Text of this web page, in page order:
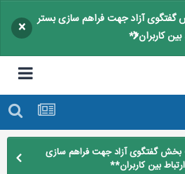
آزاد جهت فراهم سازی بستر
کاربران**
×
گفتگوی آزاد جهت فراهم سازی
بین کاربران**